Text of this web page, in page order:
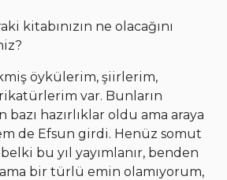
kitabınızın ne olacağını
öykülerim, şiirlerim,
var. Bunların
bazı hazırlıklar oldu ama araya
de Efsun girdi. Henüz somut
bu yıl yayımlanır, benden
bir türlü emin olamıyorum,